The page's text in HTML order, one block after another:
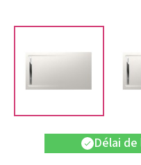
check Délai de